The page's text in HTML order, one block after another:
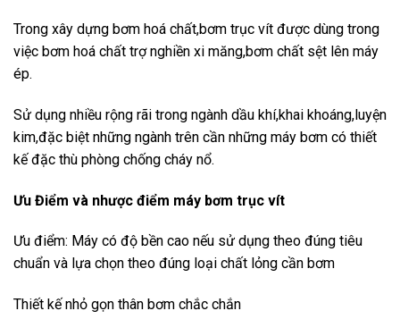
Trong xây dựng bơm hoá chất,bơm trục vít được dùng trong
việc bơm hoá chất trợ nghiền xi măng,bơm chất sệt lên máy
ép.
Sử dụng nhiều rộng rãi trong ngành dầu khí,khai khoáng,luyện
kim,đặc biệt những ngành trên cần những máy bơm có thiết
kế đặc thù phòng chống cháy nổ.
Ưu Điểm và nhược điểm máy bơm trục vít
Ưu điểm: Máy có độ bền cao nếu sử dụng theo đúng tiêu
chuẩn và lựa chọn theo đúng loại chất lỏng cần bơm
Thiết kế nhỏ gọn thân bơm chắc chắn